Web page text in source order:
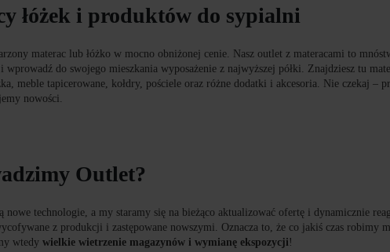
łóżek i produktów do sypialni
materac lub łóżko w mocno obniżonej cenie. Nasz outlet z materacami to
do swojego mieszkania wyposażenie z najwyższej półki. Znajdziesz tu
meble tapicerowane, kołdry, pościele oraz różne dodatki i akcesoria. Nie czekaj –
nowości.
Outlet?
nowe technologie, a my staramy się na bieżąco aktualizować ofertę i dynamicznie
z produkcji i zastępowane nowszymi. Oznacza to, że co jakiś czas robimy
wtedy wielkie wietrzenie magazynów i wymianę ekspozycji !